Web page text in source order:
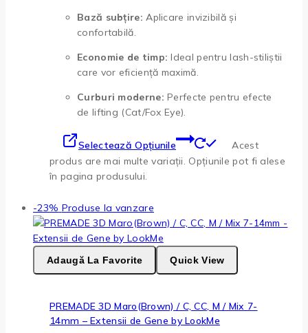
Bază subțire: Aplicare invizibilă și
confortabilă.
Economie de timp: Ideal pentru lash-stiliștii
care vor eficiență maximă.
Curburi moderne: Perfecte pentru efecte
de lifting (Cat/Fox Eye).
Selectează Opțiunile
Acest
produs are mai multe variații. Opțiunile pot fi alese
în pagina produsului.
-23% Produse la vanzare
Adaugă La Favorite Quick View
PREMADE 3D Maro(Brown) / C, CC, M / Mix 7-
14mm – Extensii de Gene by LookMe